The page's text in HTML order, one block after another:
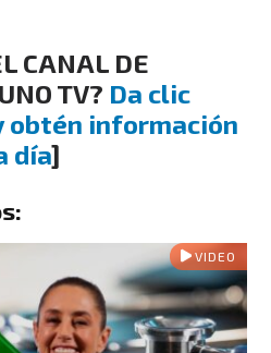
CANAL DE
TV? Da clic
obtén información
día]
VIDEO